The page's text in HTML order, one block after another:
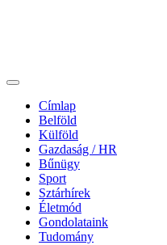
Címlap
Belföld
Külföld
Gazdaság / HR
Bűnügy
Sport
Sztárhírek
Életmód
Gondolataink
Tudomány